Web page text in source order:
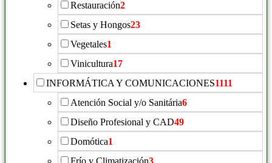
Restauración2
Setas y Hongos23
Vegetales1
Vinicultura17
INFORMÁTICA Y COMUNICACIONES1111
Atención Social y/o Sanitária6
Diseño Profesional y CAD49
Domótica1